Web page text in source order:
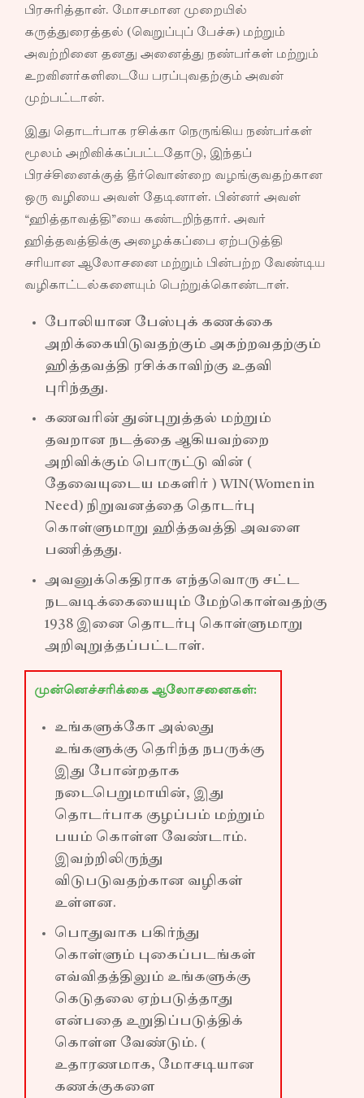
பிரசுரித்தான். மோசமான முறையில்
கருத்துரைத்தல் (வெறுப்புப் பேச்சு) மற்றும்
அவற்றினை தனது அனைத்து நண்பர்கள் மற்றும்
உறவினர்களிடையே பரப்புவதற்கும் அவன்
முற்பட்டான்.
இது தொடர்பாக ரசிக்கா நெருங்கிய நண்பர்கள்
மூலம் அறிவிக்கப்பட்டதோடு, இந்தப்
பிரச்சினைக்குத் தீர்வொன்றை வழங்குவதற்கான
ஒரு வழியை அவள் தேடினாள். பின்னர் அவள்
“ஹித்தாவத்தி”யை கண்டறிந்தார். அவர்
ஹித்தவத்திக்கு அழைக்கப்பை ஏற்படுத்தி
சரியான ஆலோசனை மற்றும் பின்பற்ற வேண்டிய
வழிகாட்டல்களையும் பெற்றுக்கொண்டாள்.
போலியான பேஸ்புக் கணக்கை
அறிக்கையிடுவதற்கும் அகற்றவதற்கும்
ஹித்தவத்தி ரசிக்காவிற்கு உதவி
புரிந்தது.
கணவரின் துன்புறுத்தல் மற்றும்
தவறான நடத்தை ஆகியவற்றை
அறிவிக்கும் பொருட்டு வின் (
தேவையுடைய மகளிர் ) WIN(Women in
Need) நிறுவனத்தை தொடர்பு
கொள்ளுமாறு ஹித்தவத்தி அவளை
பணித்தது.
அவனுக்கெதிராக எந்தவொரு சட்ட
நடவடிக்கையையும் மேற்கொள்வதற்கு
1938 இனை தொடர்பு கொள்ளுமாறு
அறிவுறுத்தப்பட்டாள்.
முன்னெச்சரிக்கை ஆலோசனைகள்:
உங்களுக்கோ அல்லது
உங்களுக்கு தெரிந்த நபருக்கு
இது போன்றதாக
நடைபெறுமாயின், இது
தொடர்பாக குழப்பம் மற்றும்
பயம் கொள்ள வேண்டாம்.
இவற்றிலிருந்து
விடுபடுவதற்கான வழிகள்
உள்ளன.
பொதுவாக பகிர்ந்து
கொள்ளும் புகைப்படங்கள்
எவ்விதத்திலும் உங்களுக்கு
கெடுதலை ஏற்படுத்தாது
என்பதை உறுதிப்படுத்திக்
கொள்ள வேண்டும். (
உதாரணமாக, மோசடியான
கணக்குகளை